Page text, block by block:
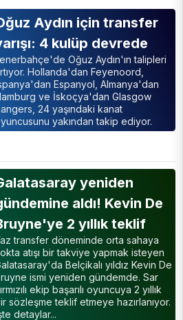
Aydın için transfer
4 kulüp devrede
Oğuz Aydın'ın talipleri
Hollanda'dan Feyenoord,
Espanyol, Almanya'dan
ve İskoçya'dan Glasgow
24 yaşındaki kanat
yakından takip ediyor.
yeniden
aldı! Kevin De
2 yıllık teklif
transfer döneminde orta sahaya
atışı bir takviye yapmak isteyen
Belçikalı yıldız Kevin De
ismi yeniden gündemde. Sar
ekip başarılı oyuncuya 2 yıllık
sözleşme teklif etmeye hazırlanıyor.
detaylar...